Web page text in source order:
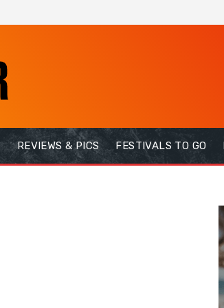
REVIEWS & PICS FESTIVALS TO GO